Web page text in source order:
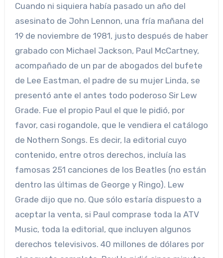
Cuando ni siquiera había pasado un año del
asesinato de John Lennon, una fría mañana del
19 de noviembre de 1981, justo después de haber
grabado con Michael Jackson, Paul McCartney,
acompañado de un par de abogados del bufete
de Lee Eastman, el padre de su mujer Linda, se
presentó ante el antes todo poderoso Sir Lew
Grade. Fue el propio Paul el que le pidió, por
favor, casi rogandole, que le vendiera el catálogo
de Nothern Songs. Es decir, la editorial cuyo
contenido, entre otros derechos, incluía las
famosas 251 canciones de los Beatles (no están
dentro las últimas de George y Ringo). Lew
Grade dijo que no. Que sólo estaría dispuesto a
aceptar la venta, si Paul comprase toda la ATV
Music, toda la editorial, que incluyen algunos
derechos televisivos. 40 millones de dólares por